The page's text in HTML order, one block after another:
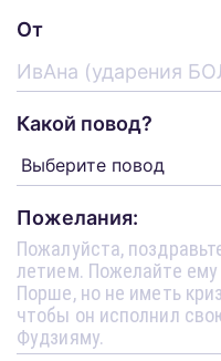
От
Какой повод?
Пожелания: